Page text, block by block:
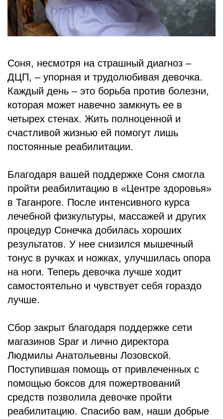
Соня, несмотря на страшный диагноз –
ДЦП, – упорная и трудолюбивая девочка.
Каждый день – это борьба против болезни,
которая может навечно замкнуть ее в
четырех стенах. Жить полноценной и
счастливой жизнью ей помогут лишь
постоянные реабилитации.
Благодаря вашей поддержке Соня смогла
пройти реабилитацию в «Центре здоровья»
в Таганроге. После интенсивного курса
лечебной физкультуры, массажей и других
процедур Сонечка добилась хороших
результатов. У нее снизился мышечный
тонус в ручках и ножках, улучшилась опора
на ноги. Теперь девочка лучше ходит
самостоятельно и чувствует себя гораздо
лучше.
Сбор закрыт благодаря поддержке сети
магазинов Spar и лично директора
Людмилы Анатольевны Лозовской.
Поступившая помощь от привлеченных с
помощью боксов для пожертвований
средств позволила девочке пройти
реабилитацию. Спасибо вам, наши добрые